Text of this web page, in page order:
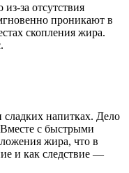
за отсутствия
проникают в
скопления жира.
сладких напитках. Дело
с быстрыми
жира, что в
и как следствие —